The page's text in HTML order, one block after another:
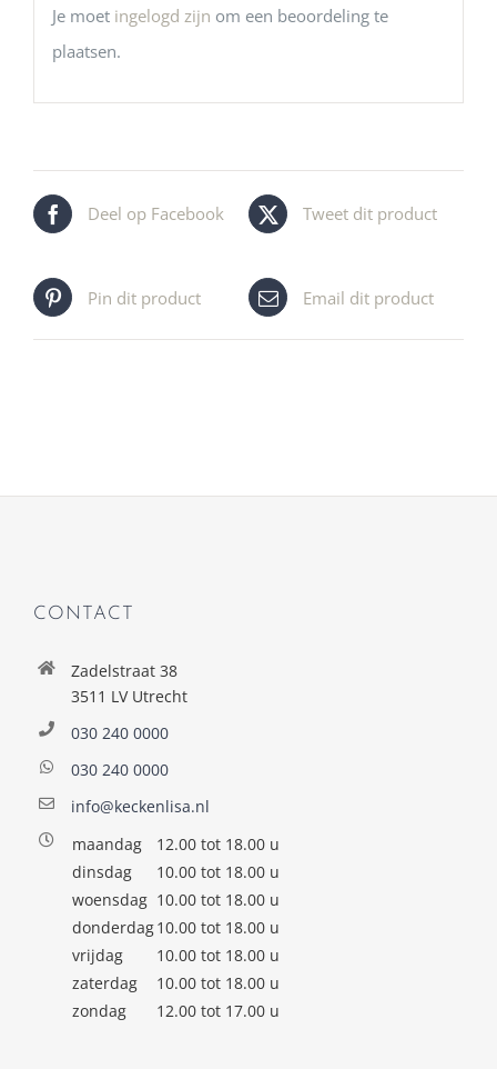
Je moet ingelogd zijn om een beoordeling te
plaatsen.
Deel op Facebook Tweet dit product
Pin dit product Email dit product
CONTACT
Zadelstraat 38
3511 LV Utrecht
030 240 0000
030 240 0000
info@keckenlisa.nl
maandag
12.00 tot 18.00 u
dinsdag
10.00 tot 18.00 u
woensdag 10.00 tot 18.00 u
donderdag10.00 tot 18.00 u
vrijdag
10.00 tot 18.00 u
zaterdag
10.00 tot 18.00 u
zondag
12.00 tot 17.00 u